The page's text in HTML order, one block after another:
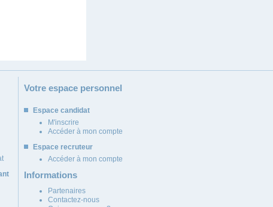
Votre espace personnel
Espace candidat
M'inscrire
Accéder à mon compte
Espace recruteur
Accéder à mon compte
Informations
Partenaires
Contactez-nous